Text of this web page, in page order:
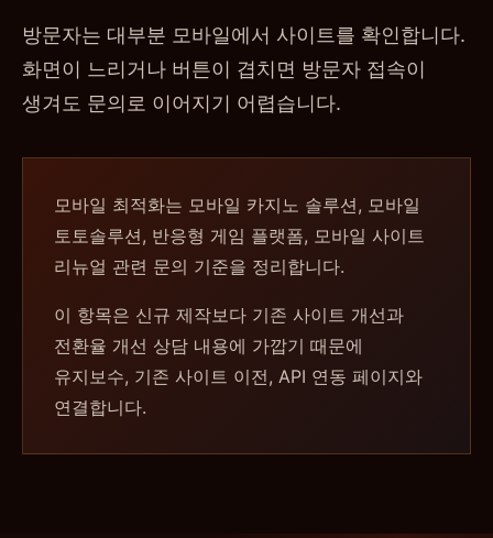
방문자는 대부분 모바일에서 사이트를 확인합니다.
화면이 느리거나 버튼이 겹치면 방문자 접속이
생겨도 문의로 이어지기 어렵습니다.
모바일 최적화는 모바일 카지노 솔루션, 모바일
토토솔루션, 반응형 게임 플랫폼, 모바일 사이트
리뉴얼 관련 문의 기준을 정리합니다.
이 항목은 신규 제작보다 기존 사이트 개선과
전환율 개선 상담 내용에 가깝기 때문에
유지보수, 기존 사이트 이전, API 연동 페이지와
연결합니다.